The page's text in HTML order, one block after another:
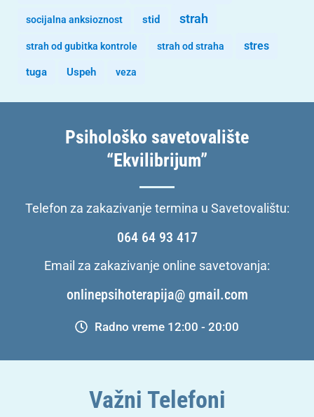
socijalna anksioznost stid strah
strah od gubitka kontrole strah od straha stres
tuga Uspeh veza
Psihološko savetovalište
“Ekvilibrijum”
Telefon za zakazivanje termina u Savetovalištu:
064 64 93 417
Email za zakazivanje online savetovanja:
onlinepsihoterapija@ gmail.com
Radno vreme 12:00 - 20:00
Važni Telefoni